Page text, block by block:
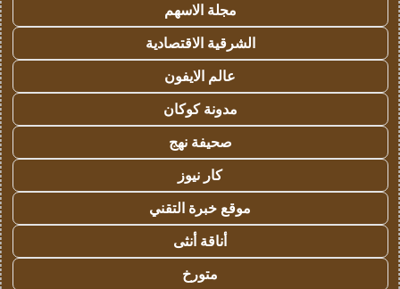
مجلة الاسهم
الشرقية الاقتصادية
عالم الايفون
مدونة كوكان
صحيفة نهج
كار نيوز
موقع خبرة التقني
أناقة أنثى
متورخ